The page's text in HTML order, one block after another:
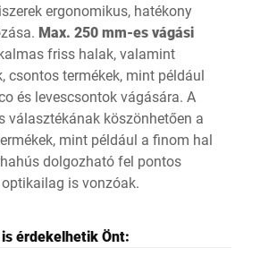
ergonomikus, hatékony
Max. 250 mm-es vágási
friss halak, valamint
csontos termékek, mint például
és levescsontok vágására. A
választékának köszönhetően a
mint például a finom hal
dolgozható fel pontos
is vonzóak.
érdekelhetik Önt: